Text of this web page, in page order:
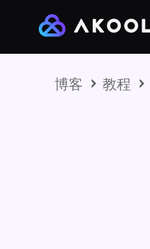
博客 教程